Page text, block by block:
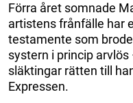
Förra året somnade
artistens frånfälle har
testamente som
systern i princip
släktingar rätten till
Expressen.